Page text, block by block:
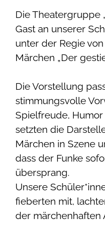
Die Theatergruppe
Gast an unserer
unter der Regie
Märchen „Der
Die Vorstellung
stimmungsvolle
Spielfreude,
setzten die
Märchen in Szene
dass der Funke
übersprang.
Unsere
fieberten mit,
der märchenhaften